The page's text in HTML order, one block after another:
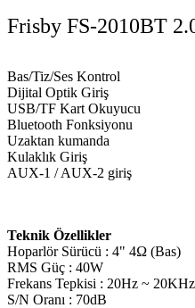
Frisby FS-2010BT
Bas/Tiz/Ses Kontrol
Dijital Optik Giriş
USB/TF Kart Okuyucu
Bluetooth Fonksiyonu
Uzaktan kumanda
Kulaklık Giriş
AUX-1 / AUX-2 giriş
Teknik Özellikler
Hoparlör Sürücü : 4" 4Ω (Bas)
RMS Güç : 40W
Frekans Tepkisi : 20Hz ~ 20KHz
S/N Oranı : 70dB